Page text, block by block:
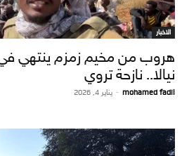
الاخبار
هروب من مخيم زمزم ينتهي
نيالا.. نازحة تروي
mohamed fadil
- يناير 4, 2026